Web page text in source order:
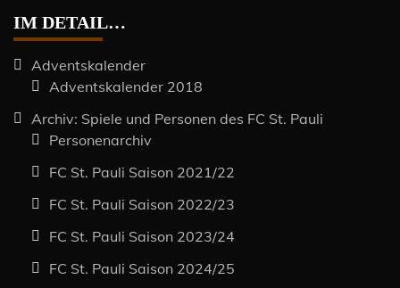
IM DETAIL…
Adventskalender
Adventskalender 2018
Archiv: Spiele und Personen des FC St. Pauli
Personenarchiv
FC St. Pauli Saison 2021/22
FC St. Pauli Saison 2022/23
FC St. Pauli Saison 2023/24
FC St. Pauli Saison 2024/25